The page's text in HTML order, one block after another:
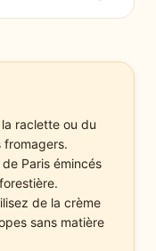
raclette ou du
fromagers.
Paris émincés
de la crème
sans matière